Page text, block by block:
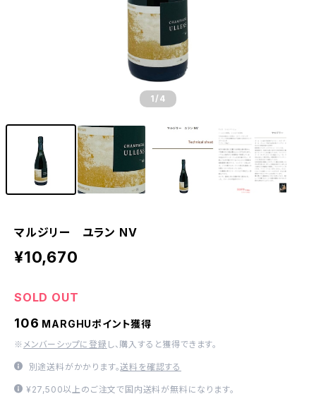
1 /4
マルジリー ユラン NV
¥10,670
SOLD OUT
106 MARGHUポイント獲得
※ メンバーシップに登録 し、購入すると獲得できます。
別途送料がかかります。送料を確認する
¥27,500以上のご注文で国内送料が無料になります。